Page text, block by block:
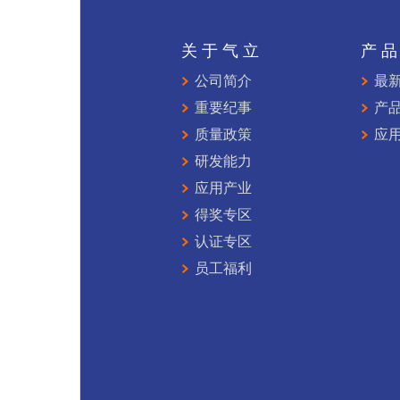
关于气立
公司简介
重要纪事
质量政策
研发能力
应用产业
得奖专区
认证专区
员工福利
产
最
产
应